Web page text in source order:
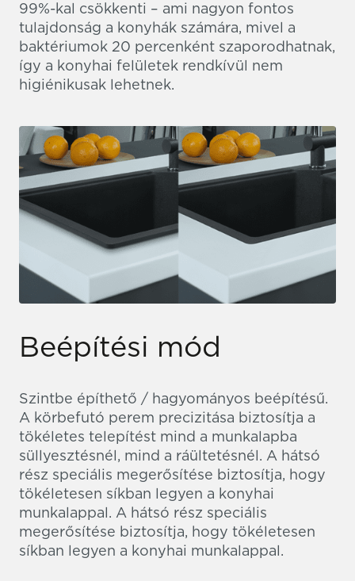
99%-kal csökkenti – ami nagyon fontos
tulajdonság a konyhák számára, mivel a
baktériumok 20 percenként szaporodhatnak,
így a konyhai felületek rendkívül nem
higiénikusak lehetnek.
Beépítési mód
Szintbe építhető / hagyományos beépítésű.
A körbefutó perem precizitása biztosítja a
tökéletes telepítést mind a munkalapba
süllyesztésnél, mind a ráültetésnél. A hátsó
rész speciális megerősítése biztosítja, hogy
tökéletesen síkban legyen a konyhai
munkalappal. A hátsó rész speciális
megerősítése biztosítja, hogy tökéletesen
síkban legyen a konyhai munkalappal.